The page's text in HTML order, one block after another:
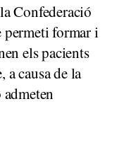
Confederació
permeti formar i
els pacients
a causa de la